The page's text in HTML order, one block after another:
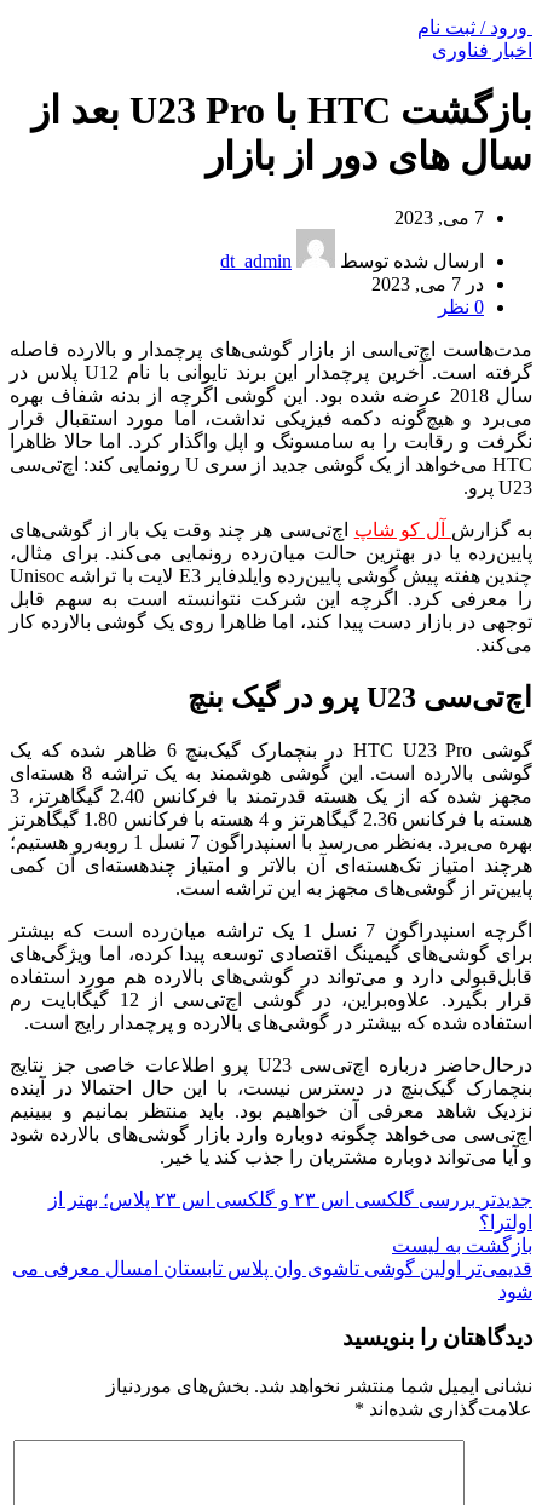
ورود / ثبت نام
اخبار فناوری
بازگشت HTC با U23 Pro بعد از
سال های دور از بازار
7 می, 2023
ارسال شده توسط
dt_admin
در 7 می, 2023
0 نظر
مدت‌هاست اچ‌تی‌اسی از بازار گوشی‌های پرچمدار و بالارده فاصله
گرفته است. آخرین پرچمدار این برند تایوانی با نام U12 پلاس در
سال 2018 عرضه شده بود. این گوشی اگرچه از بدنه شفاف بهره
می‌برد و هیچ‌گونه دکمه فیزیکی نداشت، اما مورد استقبال قرار
نگرفت و رقابت را به سامسونگ و اپل واگذار کرد. اما حالا ظاهرا
HTC می‌خواهد از یک گوشی جدید از سری U رونمایی کند: اچ‌تی‌سی
U23 پرو.
به گزارش آل کو شاپ اچ‌تی‌سی هر چند وقت یک بار از گوشی‌های
پایین‌رده یا در بهترین حالت میان‌رده رونمایی می‌کند. برای مثال،
چندین هفته پیش گوشی پایین‌رده وایلدفایر E3 لایت با تراشه Unisoc
را معرفی کرد. اگرچه این شرکت نتوانسته است به سهم قابل
توجهی در بازار دست پیدا کند، اما ظاهرا روی یک گوشی بالارده کار
می‌کند.
اچ‌تی‌سی U23 پرو در گیک بنچ
گوشی HTC U23 Pro در بنچمارک گیک‌بنچ 6 ظاهر شده که یک
گوشی بالارده است. این گوشی هوشمند به یک تراشه 8 هسته‌ای
مجهز شده که از یک هسته قدرتمند با فرکانس 2.40 گیگاهرتز، 3
هسته با فرکانس 2.36 گیگاهرتز و 4 هسته با فرکانس 1.80 گیگاهرتز
بهره می‌برد. به‌نظر می‌رسد با اسنپدراگون 7 نسل 1 روبه‌رو هستیم؛
هرچند امتیاز تک‌هسته‌ای آن بالاتر و امتیاز چندهسته‌ای آن کمی
پایین‌تر از گوشی‌های مجهز به این تراشه است.
اگرچه اسنپدراگون 7 نسل 1 یک تراشه میان‌رده است که بیشتر
برای گوشی‌های گیمینگ اقتصادی توسعه پیدا کرده، اما ویژگی‌های
قابل‌قبولی دارد و می‌تواند در گوشی‌های بالارده هم مورد استفاده
قرار بگیرد. علاوه‌براین، در گوشی اچ‌تی‌سی از 12 گیگابایت رم
استفاده شده که بیشتر در گوشی‌های بالارده و پرچمدار رایج است.
درحال‌حاضر درباره اچ‌تی‌سی U23 پرو اطلاعات خاصی جز نتایج
بنچمارک گیک‌بنچ در دسترس نیست، با این‌ حال احتمالا در آینده
نزدیک شاهد معرفی آن خواهیم بود. باید منتظر بمانیم و ببینیم
اچ‌تی‌سی می‌خواهد چگونه دوباره وارد بازار گوشی‌های بالارده شود
و آیا می‌تواند دوباره مشتریان را جذب کند یا خیر.
جدیدتر
بررسی گلکسی اس ۲۳ و گلکسی اس ۲۳ پلاس؛ بهتر از
اولترا؟
بازگشت به لیست
قدیمی‌تر
اولین گوشی تاشوی وان پلاس تابستان امسال معرفی می
شود
دیدگاهتان را بنویسید
نشانی ایمیل شما منتشر نخواهد شد. بخش‌های موردنیاز
علامت‌گذاری شده‌اند *